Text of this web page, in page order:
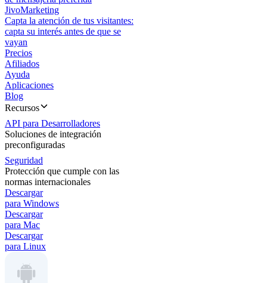
JivoMarketing
Capta la atención de tus visitantes:
capta su interés antes de que se
vayan
Precios
Afiliados
Ayuda
Aplicaciones
Blog
Recursos
API para Desarrolladores
Soluciones de integración
preconfiguradas
Seguridad
Protección que cumple con las
normas internacionales
Descargar
para Windows
Descargar
para Mac
Descargar
para Linux